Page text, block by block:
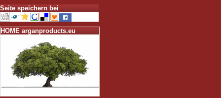
Seite speichern bei
HOME arganproducts.eu